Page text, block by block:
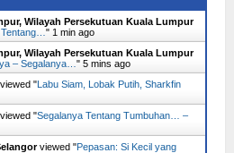
Wilayah Persekutuan Kuala Lumpur
" 1 min ago
Wilayah Persekutuan Kuala Lumpur
– Segalanya… " 5 mins ago
viewed "Labu Siam, Lobak Putih, Sharkfin
viewed "Segalanya Tentang Tumbuhan… –
viewed "Pepasan: Si Kecil yang